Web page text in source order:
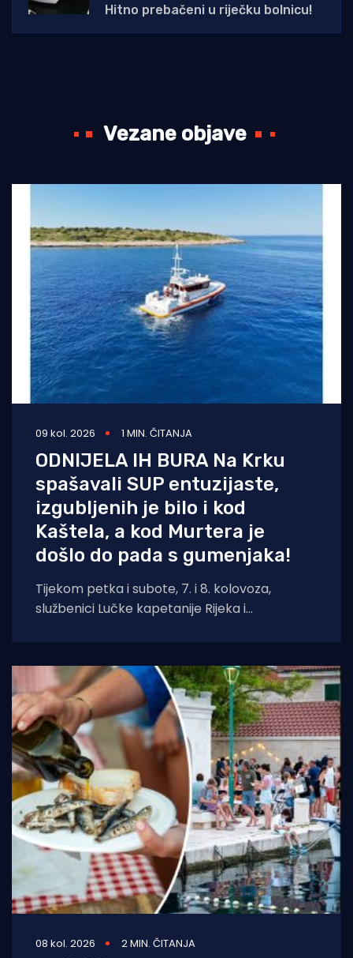
Hitno prebačeni u riječku bolnicu!
Vezane objave
09 kol. 2026 1 MIN. ČITANJA
ODNIJELA IH BURA Na Krku
spašavali SUP entuzijaste,
izgubljenih je bilo i kod
Kaštela, a kod Murtera je
došlo do pada s gumenjaka!
Tijekom petka i subote, 7. i 8. kolovoza,
službenici Lučke kapetanije Rijeka i
08 kol. 2026 2 MIN. ČITANJA